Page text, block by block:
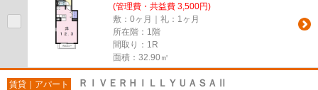
(管理費・共益費 3,500円)
敷：0ヶ月｜礼：1ヶ月
所在階：1階
間取り：1R
面積：32.90㎡
賃貸｜アパート ＲＩＶＥＲＨＩＬＬＹＵＡＳＡⅡ